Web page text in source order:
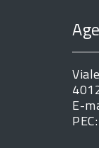
E-
PEC: